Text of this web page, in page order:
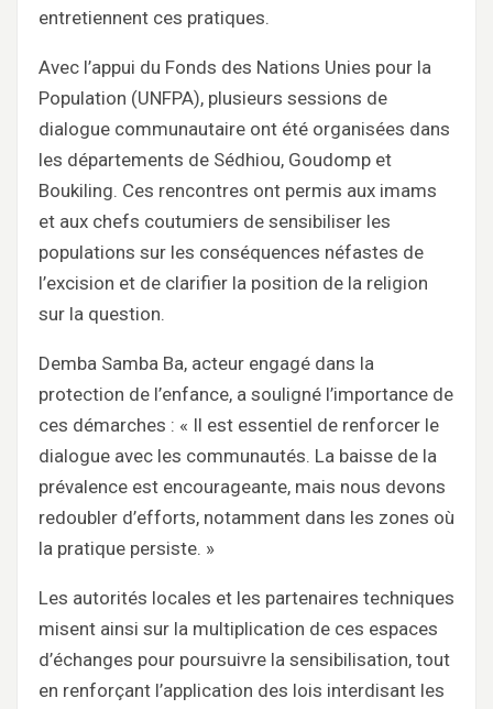
entretiennent ces pratiques.
Avec l’appui du Fonds des Nations Unies pour la
Population (UNFPA), plusieurs sessions de
dialogue communautaire ont été organisées dans
les départements de Sédhiou, Goudomp et
Boukiling. Ces rencontres ont permis aux imams
et aux chefs coutumiers de sensibiliser les
populations sur les conséquences néfastes de
l’excision et de clarifier la position de la religion
sur la question.
Demba Samba Ba, acteur engagé dans la
protection de l’enfance, a souligné l’importance de
ces démarches : « Il est essentiel de renforcer le
dialogue avec les communautés. La baisse de la
prévalence est encourageante, mais nous devons
redoubler d’efforts, notamment dans les zones où
la pratique persiste. »
Les autorités locales et les partenaires techniques
misent ainsi sur la multiplication de ces espaces
d’échanges pour poursuivre la sensibilisation, tout
en renforçant l’application des lois interdisant les